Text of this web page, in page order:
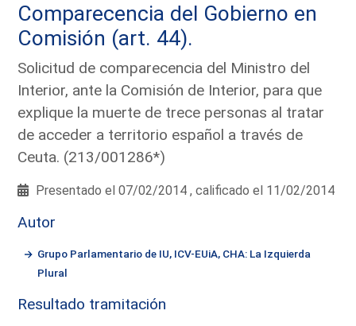
Comparecencia del Gobierno en
Comisión (art. 44).
Solicitud de comparecencia del Ministro del
Interior, ante la Comisión de Interior, para que
explique la muerte de trece personas al tratar
de acceder a territorio español a través de
Ceuta. (213/001286*)
Presentado el 07/02/2014 , calificado el 11/02/2014
Autor
Grupo Parlamentario de IU, ICV-EUiA, CHA: La Izquierda
Plural
Resultado tramitación